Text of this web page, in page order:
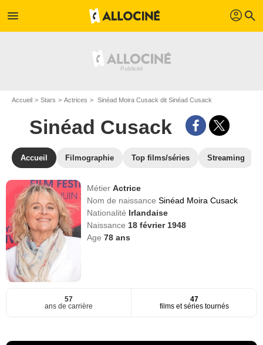
menu profil search
Accueil Stars Actrices Sinéad Moira Cusack dit Sinéad Cusack
Sinéad Cusack
Accueil Filmographie Top films/séries Streaming
MétierActrice
Nom de naissanceSinéad Moira Cusack
Nationalité Irlandaise
Naissance 18 février 1948
Age78 ans
57
ans de carrière
47
films et séries tournés